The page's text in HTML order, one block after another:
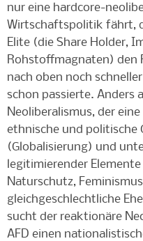
nur eine hardcore-
Wirtschaftspolitik fährt,
Elite (die Share Holder,
Rohstoffmagnaten) den
nach oben noch
schon passierte. Anders
Neoliberalismus, der
ethnische und politische
(Globalisierung) und
legitimierender
Naturschutz,
gleichgeschlechtliche
sucht der reaktionäre
AFD einen